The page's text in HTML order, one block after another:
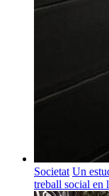
Societat Un
treball social en